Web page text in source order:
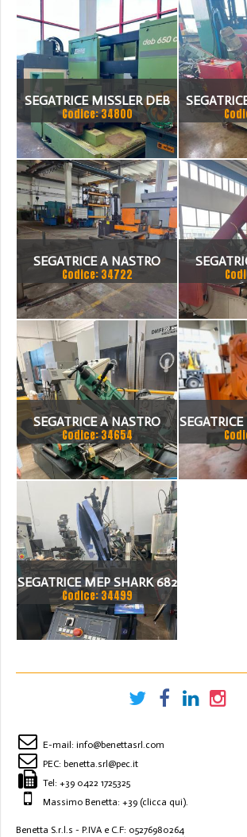
SEGATRICE MISSLER DEB
650 CE
Codice: 34800
BTM A
SEGATRICE A NASTRO
AUTOMATICA FIS 500
Codice: 34722
SEGATRICE A NASTRO
BROWN 270/S
Codice: 34654
AU
SEGATRICE MEP SHARK 682
Codice: 34499
E-mail: info@benettasrl.com
PEC: benetta.srl@pec.it
Tel: +39 0422 1725325
Massimo Benetta: +39 (clicca qui).
Benetta S.r.l.s - P.IVA e C.F: 05276980264